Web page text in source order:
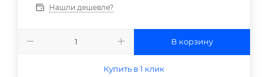
Нашли дешевле?
В корзину
Купить в 1 клик